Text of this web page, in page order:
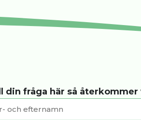
din fråga här så återkommer